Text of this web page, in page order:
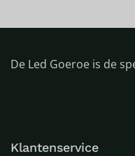
De Led Goeroe is de
Klantenservice